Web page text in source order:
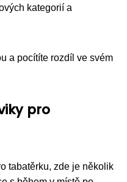
kategorií a
a pocítíte rozdíl ve svém
pro
tabatěrku, zde je několik